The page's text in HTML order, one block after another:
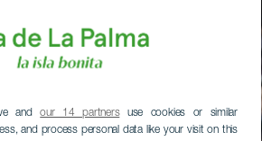
andour 14 partnersuse cookies or similar
and process personal data like your visit on this